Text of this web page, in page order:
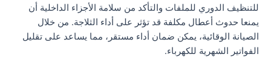
للتنظيف الدوري للملفات والتأكد من سلامة الأجزاء الداخلية أن
يمنعا حدوث أعطال مكلفة قد تؤثر على أداء الثلاجة. من خلال
الصيانة الوقائية، يمكن ضمان أداء مستقر، مما يساعد على تقليل
الفواتير الشهرية للكهرباء.